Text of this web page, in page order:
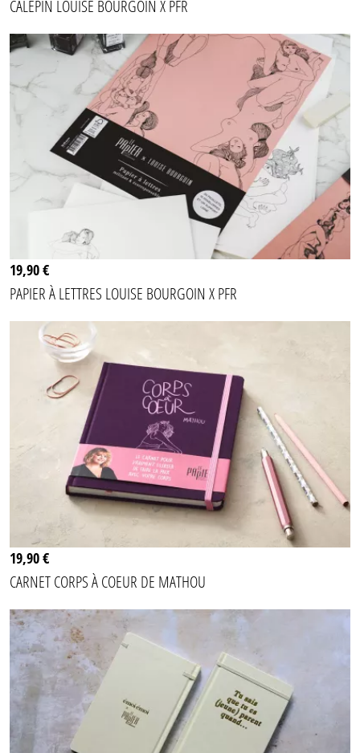
CALEPIN LOUISE BOURGOIN X PFR
19,90 €
PAPIER À LETTRES LOUISE BOURGOIN X PFR
19,90 €
CARNET CORPS À COEUR DE MATHOU